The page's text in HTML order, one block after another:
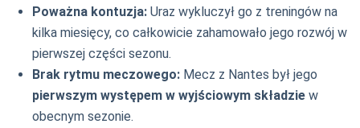
Poważna kontuzja: Uraz wykluczył go z treningów na
kilka miesięcy, co całkowicie zahamowało jego rozwój w
pierwszej części sezonu.
Brak rytmu meczowego: Mecz z Nantes był jego
pierwszym występem w wyjściowym składzie w
obecnym sezonie.